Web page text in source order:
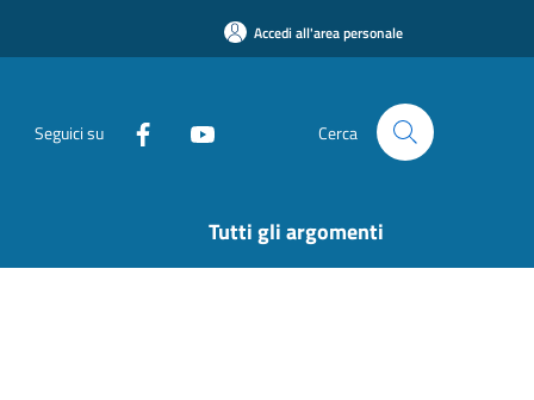
Accedi all'area personale
Seguici su Cerca
Tutti gli argomenti